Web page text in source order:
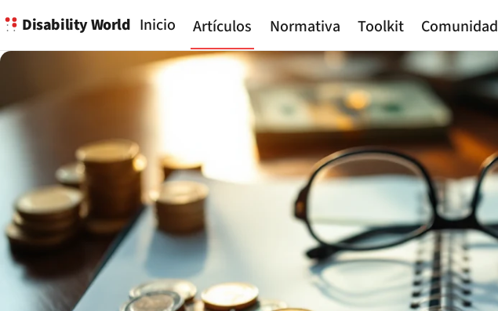
Disability World Inicio Artículos Normativa Toolkit Comunidad